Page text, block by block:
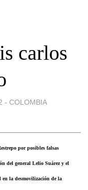
carlos
- COLOMBIA
por posibles falsas
del general Lelio Suárez y el
la desmovilización de la